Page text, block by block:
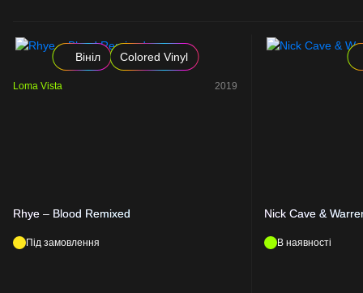
Вініл Colored Vinyl
Loma Vista 2019
Rhye – Blood Remixed
Під замовлення
Nick Cave &
В наявності